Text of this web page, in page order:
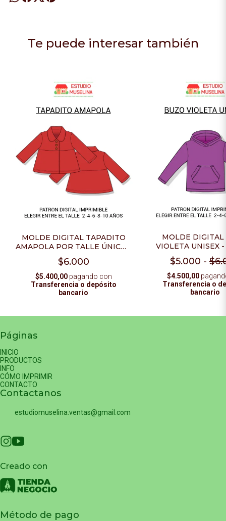
Te puede interesar también
MOLDE DIGITAL TAPADITO
AMAPOLA POR TALLE ÚNICO -
PDF PARA IMPRIMIR
$6.000
$5.400,00pagando con
Transferencia o depósito
bancario
MOLDE DIGITAL
VIOLETA UNISEX
TALLE ÚNICO -
IMPRIMIR
$5.000 -
$4.500,00
Transferencia o
bancario
Páginas
INICIO
PRODUCTOS
INFO
CÓMO IMPRIMIR
CONTACTO
Contactanos
estudiomuselina.ventas@gmail.com
Creado con
Método de pago